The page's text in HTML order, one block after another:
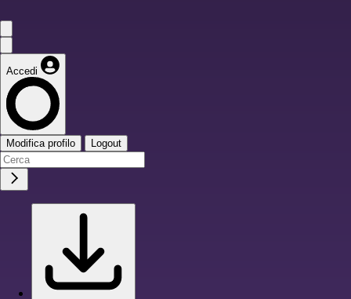
Accedi
Modifica profilo Logout